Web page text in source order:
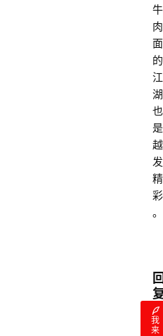
牛
肉
面
的
江
湖
也
是
越
发
精
彩
。
我
来